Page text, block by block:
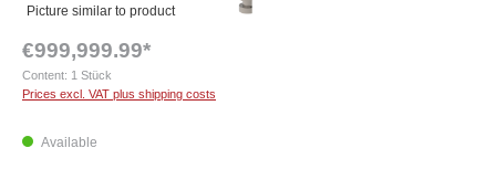
Picture similar to product
€999,999.99*
Content: 1 Stück
Prices excl. VAT plus shipping costs
Available